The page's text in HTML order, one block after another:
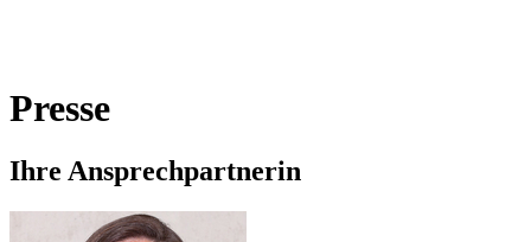
Presse
Ihre Ansprechpartnerin